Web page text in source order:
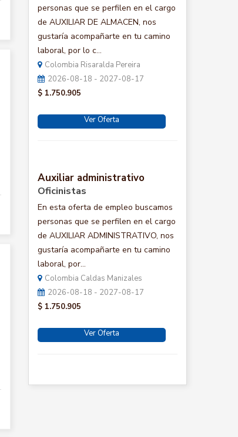
personas que se perfilen en el cargo
de AUXILIAR DE ALMACEN, nos
gustaría acompañarte en tu camino
laboral, por lo c...
Colombia Risaralda Pereira
2026-08-18 - 2027-08-17
$ 1.750.905
Ver Oferta
Auxiliar administrativo
Oficinistas
En esta oferta de empleo buscamos
personas que se perfilen en el cargo
de AUXILIAR ADMINISTRATIVO, nos
gustaría acompañarte en tu camino
laboral, por...
Colombia Caldas Manizales
2026-08-18 - 2027-08-17
$ 1.750.905
Ver Oferta